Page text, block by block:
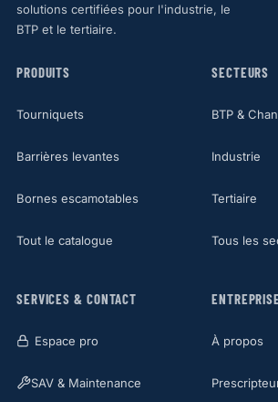
solutions certifiées pour l'industrie, le
BTP et le tertiaire.
PRODUITS
Tourniquets
Barrières levantes
Bornes escamotables
Tout le catalogue
SECTEURS
BTP &
Industrie
Tertiaire
Tous les
SERVICES & CONTACT
Espace pro
SAV & Maintenance
À propos